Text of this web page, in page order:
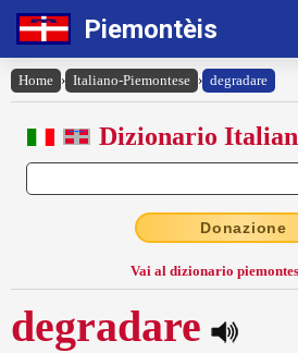
Piemontèis
Home › Italiano-Piemontese › degradare
Dizionario
Donazione
Vai al dizionario
degradare